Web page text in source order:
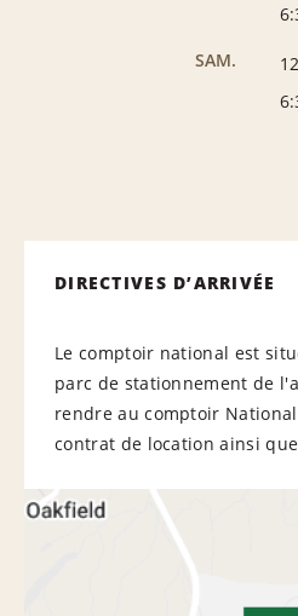
SAM.
DIRECTIVES D’ARRIVÉE
Le comptoir national est
parc de stationnement de
rendre au comptoir
contrat de location ainsi